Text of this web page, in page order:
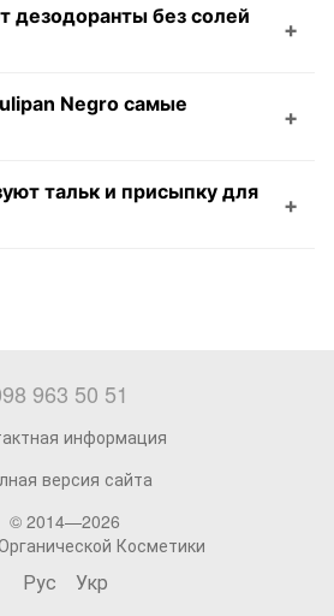
дезодоранты без солей
Negro самые
тальк и присыпку для
963 50 51
информация
версия сайта
© 2014—2026
Косметики
Рус Укр